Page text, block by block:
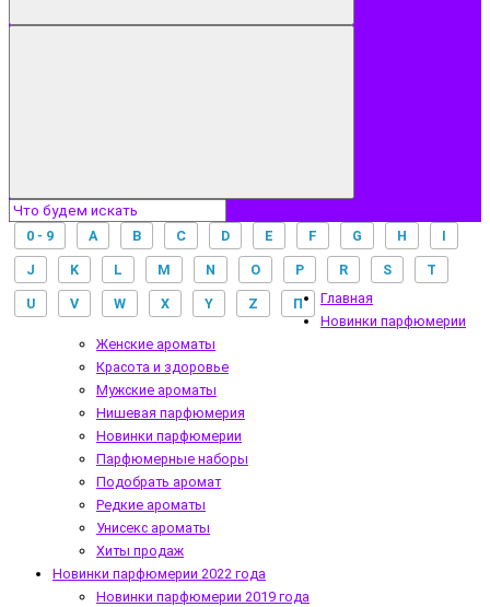
0 - 9 A B C D E F G H I
J K L M N O P R S T
U V W X Y Z П
Главная
Новинки парфюмерии
Женские ароматы
Красота и здоровье
Мужские ароматы
Нишевая парфюмерия
Новинки парфюмерии
Парфюмерные наборы
Подобрать аромат
Редкие ароматы
Унисекс ароматы
Хиты продаж
Новинки парфюмерии 2022 года
Новинки парфюмерии 2019 года